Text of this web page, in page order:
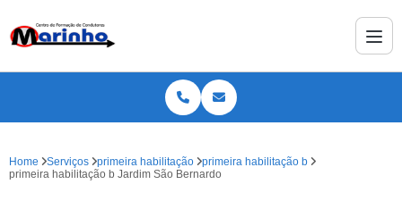
Home Serviços primeira habilitação
primeira habilitação b
primeira habilitação b Jardim São Bernardo